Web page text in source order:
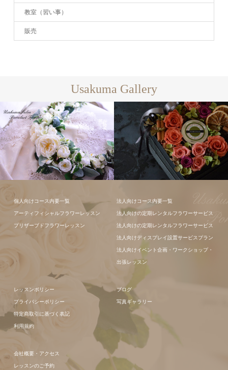
教室（習い事）
販売
Usakuma Gallery
ンジメント
ギャラリー全
ト
個人向けコース内要一覧
アーティフィシャルフラワーレッスン
プリザーブドフラワーレッスン
法人向けコース内要一覧
法人向けの定期レンタルフラワーサービス
法人向けの定期レンタルフラワーサービス
法人向けディスプレイ設置サービスプラン
法人向けイベント企画・ワークショップ・
出張レッスン
レッスンポリシー
プライバシーポリシー
特定商取引に基づく表記
利用規約
ブログ
写真ギャラリー
会社概要・アクセス
レッスンのご予約